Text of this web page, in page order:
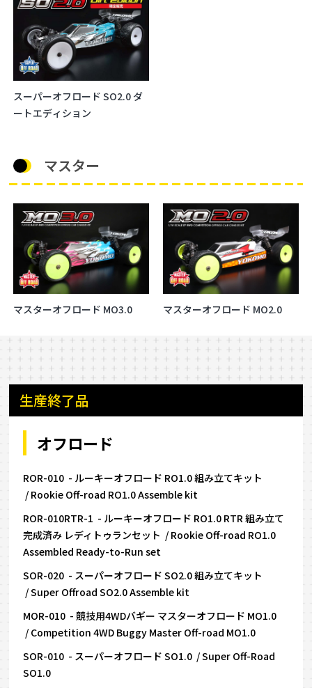
スーパーオフロード SO2.0 ダ
ートエディション
マスター
マスターオフロード MO3.0 マスターオフロード MO2.0
生産終了品
オフロード
ROR-010 - ルーキーオフロード RO1.0 組み立てキット
/ Rookie Off-road RO1.0 Assemble kit
ROR-010RTR-1 - ルーキーオフロード RO1.0 RTR 組み立て
完成済み レディトゥランセット / Rookie Off-road RO1.0
Assembled Ready-to-Run set
SOR-020 - スーパーオフロード SO2.0 組み立てキット
/ Super Offroad SO2.0 Assemble kit
MOR-010 - 競技用4WDバギー マスターオフロード MO1.0
/ Competition 4WD Buggy Master Off-road MO1.0
SOR-010 - スーパーオフロード SO1.0 / Super Off-Road
SO1.0